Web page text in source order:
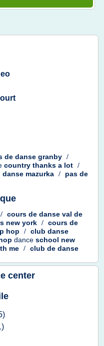
de danse granby /
country thanks a lot /
danse mazurka /
pas de
/ cours de danse val de
new york / cours de
hop / club danse
dance school new
me / club de danse
center